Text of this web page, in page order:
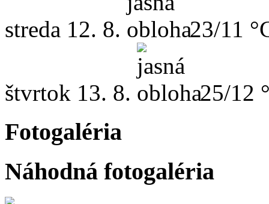
streda 12. 8. 23/11
štvrtok 13. 8. 25/12
Fotogaléria
Náhodná fotogaléria